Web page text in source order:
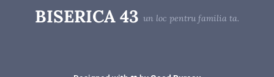
BISERICA 43 un loc pentru familia ta.